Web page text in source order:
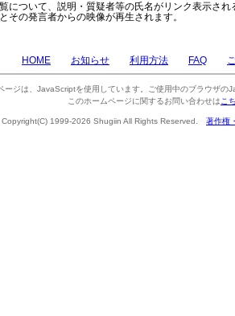
覧について、説明・質疑者等の氏名がリンク表示さ
その発言者からの映像が再生されます。
HOME お知らせ 利用方法 FAQ
ージは、JavaScriptを使用しています。ご使用中のブラウザの
このホームページに関するお問い合わせは こ
Copyright(C) 1999-2026 Shugiin All Rights Reserved. 著作権